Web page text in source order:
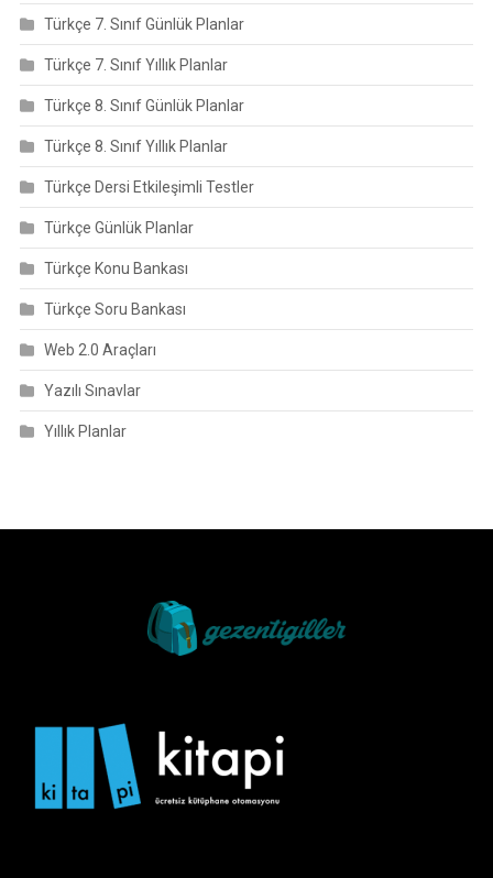
Türkçe 7. Sınıf Günlük Planlar
Türkçe 7. Sınıf Yıllık Planlar
Türkçe 8. Sınıf Günlük Planlar
Türkçe 8. Sınıf Yıllık Planlar
Türkçe Dersi Etkileşimli Testler
Türkçe Günlük Planlar
Türkçe Konu Bankası
Türkçe Soru Bankası
Web 2.0 Araçları
Yazılı Sınavlar
Yıllık Planlar